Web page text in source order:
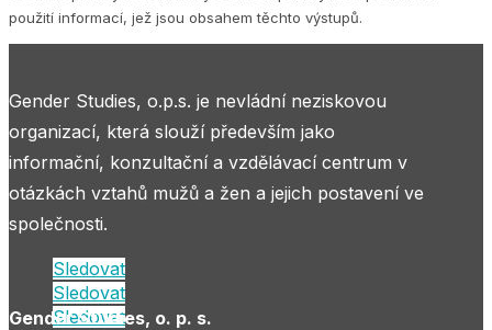
použití informací, jež jsou obsahem těchto výstupů.
Gender Studies, o.p.s. je nevládní neziskovou
organizací, která slouží především jako
informační, konzultační a vzdělávací centrum v
otázkách vztahů mužů a žen a jejich postavení ve
společnosti.
Sledovat
Sledovat
Sledovat
Gender Studies, o. p. s.